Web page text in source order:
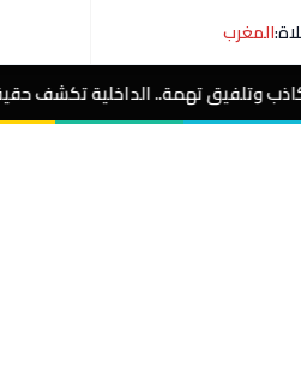
المغرب
تكشف حقيقة واقعة “فتاة أوبر”